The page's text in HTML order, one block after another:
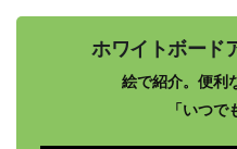
ホワイトボード
絵で紹介。便利
「いつで